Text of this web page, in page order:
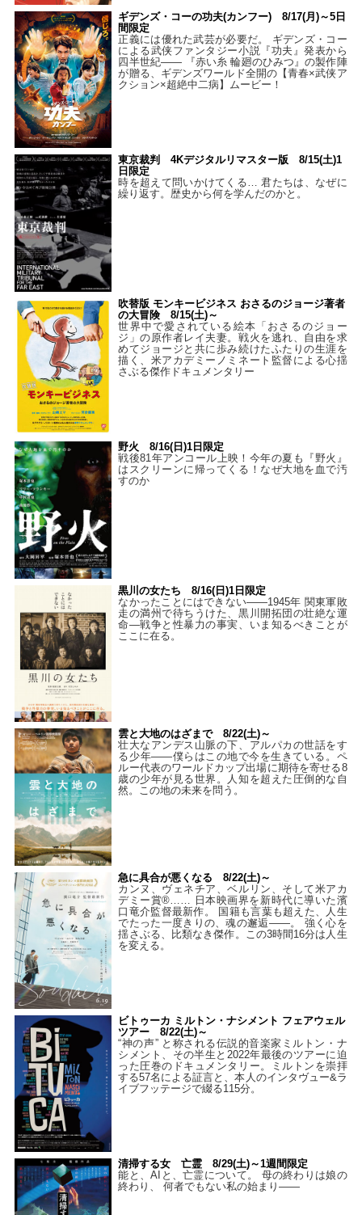
ギデンズ・コーの功夫(カンフー) 8/17(月)～5日
間限定
正義には優れた武芸が必要だ。 ギデンズ・コー
による武侠ファンタジー小説『功夫』発表から
四半世紀―― 『赤い糸 輪廻のひみつ』の製作陣
が贈る、ギデンズワールド全開の【青春×武侠ア
クション×超絶中二病】ムービー！
東京裁判 4Kデジタルリマスター版 8/15(土)1
日限定
時を超えて問いかけてくる… 君たちは、なぜに
繰り返す。歴史から何を学んだのかと。
吹替版 モンキービジネス おさるのジョージ著者
の大冒険 8/15(土)～
世界中で愛されている絵本「おさるのジョー
ジ」の原作者レイ夫妻。戦火を逃れ、自由を求
めてジョージと共に歩み続けたふたりの生涯を
描く、米アカデミーノミネート監督による心揺
さぶる傑作ドキュメンタリー
野火 8/16(日)1日限定
戦後81年アンコール上映！今年の夏も『野火』
はスクリーンに帰ってくる！なぜ大地を血で汚
すのか
黒川の女たち 8/16(日)1日限定
なかったことにはできない——1945年 関東軍敗
走の満州で待ちうけた、黒川開拓団の壮絶な運
命―戦争と性暴力の事実、いま知るべきことが
ここに在る。
雲と大地のはざまで 8/22(土)～
壮大なアンデス山脈の下、アルパカの世話をす
る少年――僕らはこの地で今を生きている。ペ
ルー代表のワールドカップ出場に期待を寄せる8
歳の少年が見る世界。人知を超えた圧倒的な自
然。この地の未来を問う。
急に具合が悪くなる 8/22(土)～
カンヌ、ヴェネチア、ベルリン、そして米アカ
デミー賞®…… 日本映画界を新時代に導いた濱
口竜介監督最新作。 国籍も言葉も超えた、人生
でたった一度きりの、魂の邂逅――。 強く心を
揺さぶる、比類なき傑作。この3時間16分は人生
を変える。
ビトゥーカ ミルトン・ナシメント フェアウェル
ツアー 8/22(土)～
“神の声” と称される伝説的音楽家ミルトン・ナ
シメント、その半生と2022年最後のツアーに迫
った圧巻のドキュメンタリー。ミルトンを崇拝
する57名による証言と、本人のインタヴュー&ラ
イブフッテージで綴る115分。
清掃する女 亡霊 8/29(土)～1週間限定
能と、AIと、亡霊について。 母の終わりは娘の
終わり、 何者でもない私の始まり――